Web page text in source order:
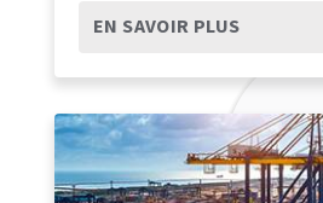
EN SAVOIR PLUS